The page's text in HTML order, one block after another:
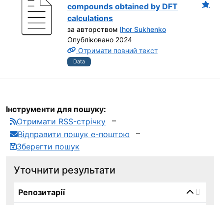
compounds obtained by DFT
calculations
за авторством Ihor Sukhenko
Опубліковано 2024
Отримати повний текст
Data
Інструменти для пошуку:
Отримати RSS-стрічку
Відправити пошук е-поштою
Зберегти пошук
Уточнити результати
Репозитарії